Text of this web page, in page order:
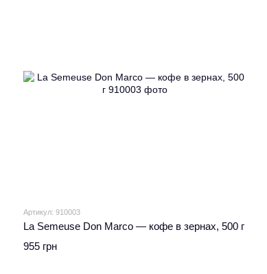
Артикул: 910003
La Semeuse Don Marco — кофе в зернах, 500 г
955 грн